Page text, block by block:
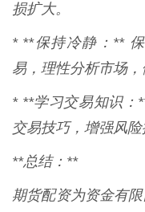
损扩大。
* **保持冷静：**
易，理性分析市场，
* **学习交易知识：
交易技巧，增强风险
**总结：**
期货配资为资金有